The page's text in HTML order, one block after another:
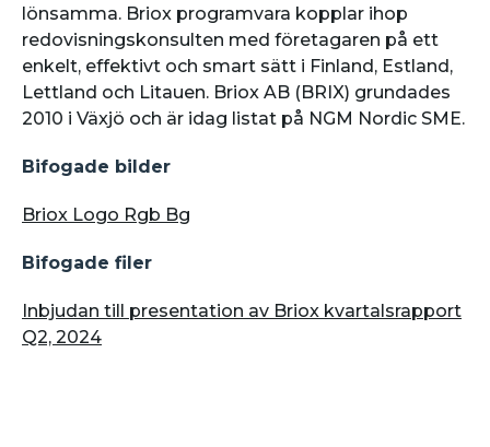
lönsamma. Briox programvara kopplar ihop
redovisningskonsulten med företagaren på ett
enkelt, effektivt och smart sätt i Finland, Estland,
Lettland och Litauen. Briox AB (BRIX) grundades
2010 i Växjö och är idag listat på NGM Nordic SME.
Bifogade bilder
Briox Logo Rgb Bg
Bifogade filer
Inbjudan till presentation av Briox kvartalsrapport
Q2, 2024